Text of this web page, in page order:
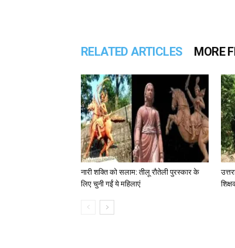
RELATED ARTICLES MORE
नारी शक्ति को सलाम: तीलू रौतेली पुरस्कार के
लिए चुनी गईं ये महिलाएं